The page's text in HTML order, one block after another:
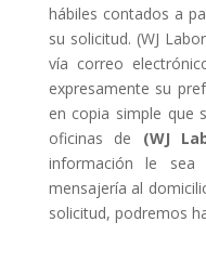
hábiles contados a
su solicitud. (WJ
vía correo
expresamente su
en copia simple que
oficinas de (WJ
información le
mensajería al
solicitud, podremos